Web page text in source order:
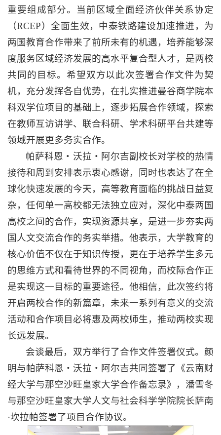
重要组成部分。当前区域全面经济伙伴关系协定
（RCEP）全面生效，中泰铁路建设加速推进，为
两国教育合作带来了前所未有的机遇，培养能够深
度服务区域经济发展的高水平复合型人才，是两校
共同的目标。希望双方以此次签署合作文件为契
机，充分发挥各自优势，在扎实推进曼谷商学院本
科双学位项目的基础上，逐步拓展合作领域，探索
在教师互访讲学、联合科研、学术科研平台共建等
领域开展更多务实合作。
帕萨科恩・沃拉・阿尔吉副校长对学校的热情
接待和周到安排表示衷心感谢，同时也表达了在全
球化快速发展的今天，高等教育面临的挑战日益复
杂，任何单一高校都无法独立应对，深化中泰两国
高校之间的合作，实现资源共享，是进一步夯实两
国人文交流合作的务实举措。他表示，大学教育的
核心价值不仅在于知识传授，更在于培养学生多元
的思维方式和看待世界的不同视角，而校际合作正
是实现这一目标的重要途径。他相信，此次签约将
开启两校合作的新篇章，未来一系列有意义的交流
活动和合作项目必将惠及两校师生，推动两校实现
长远发展。
会谈最后，双方举行了合作文件签署仪式。颜
明与帕萨科恩・沃拉・阿尔吉共同签署了《云南财
经大学与那空沙旺皇家大学合作备忘录》，潘雪冬
与那空沙旺皇家大学人文与社会科学学院院长萨南
·坎拉帕签署了项目合作协议。